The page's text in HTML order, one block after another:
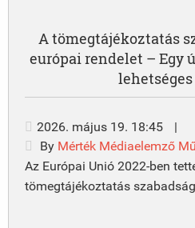
A tömegtájékoztatás
európai rendelet – Egy
2026. május 19. 18:45
|
By Mérték Médiaelemző
Az Európai Unió 2022-ben
tömegtájékoztatás